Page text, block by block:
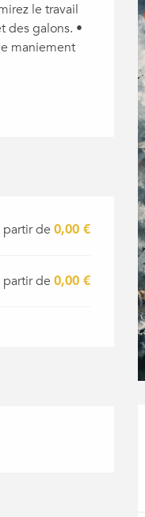
le travail
des galons. •
maniement
partir de0,00 €
partir de0,00 €